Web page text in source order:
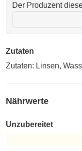
Der Produzent
Zutaten
Zutaten: Linsen,
Nährwerte
Unzubereitet